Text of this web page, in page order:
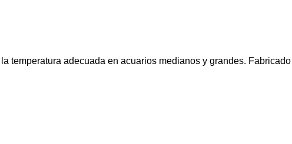
temperatura adecuada en acuarios medianos y grandes.